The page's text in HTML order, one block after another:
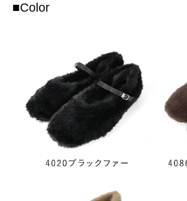
■Color